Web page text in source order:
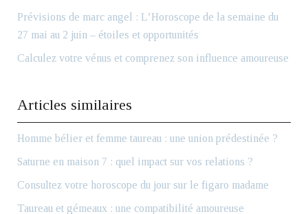
Prévisions de marc angel : L’Horoscope de la semaine du
27 mai au 2 juin – étoiles et opportunités
Calculez votre vénus et comprenez son influence amoureuse
Articles similaires
Homme bélier et femme taureau : une union prédestinée ?
Saturne en maison 7 : quel impact sur vos relations ?
Consultez votre horoscope du jour sur le figaro madame
Taureau et gémeaux : une compatibilité amoureuse